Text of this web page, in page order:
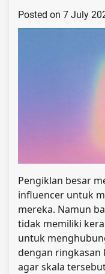
Posted on 7 July
Pengiklan besar
influencer untuk
mereka. Namun
tidak memiliki
untuk
dengan ringkasan
agar skala